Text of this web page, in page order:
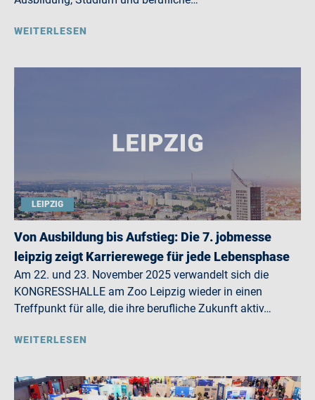
WEITERLESEN
LEIPZIG
Von Ausbildung bis Aufstieg: Die 7. jobmesse
leipzig zeigt Karrierewege für jede Lebensphase
Am 22. und 23. November 2025 verwandelt sich die
KONGRESSHALLE am Zoo Leipzig wieder in einen
Treffpunkt für alle, die ihre berufliche Zukunft aktiv…
WEITERLESEN